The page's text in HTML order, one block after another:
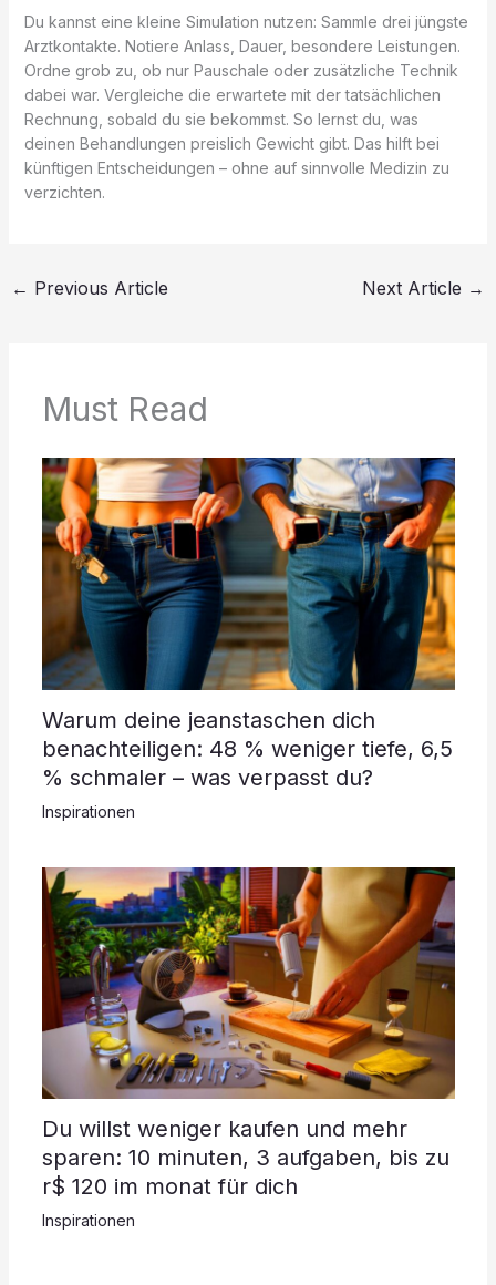
Du kannst eine kleine Simulation nutzen: Sammle drei jüngste
Arztkontakte. Notiere Anlass, Dauer, besondere Leistungen.
Ordne grob zu, ob nur Pauschale oder zusätzliche Technik
dabei war. Vergleiche die erwartete mit der tatsächlichen
Rechnung, sobald du sie bekommst. So lernst du, was
deinen Behandlungen preislich Gewicht gibt. Das hilft bei
künftigen Entscheidungen – ohne auf sinnvolle Medizin zu
verzichten.
← Previous Article Next Article →
Must Read
Warum deine jeanstaschen dich
benachteiligen: 48 % weniger tiefe, 6,5
% schmaler – was verpasst du?
Inspirationen
Du willst weniger kaufen und mehr
sparen: 10 minuten, 3 aufgaben, bis zu
r$ 120 im monat für dich
Inspirationen